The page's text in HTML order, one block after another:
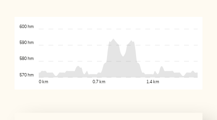
0 km 0.7 km 1.4 km
570 hm
580 hm
590 hm
600 hm